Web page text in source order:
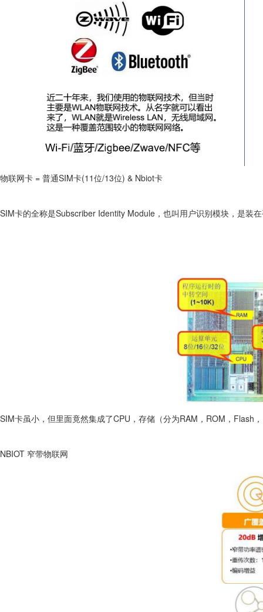
物联网卡 = 普通SIM卡(11位/13位) & Nbiot卡
SIM卡的全称是Subscriber Identity Module，也叫用户识别模块，是装
SIM卡虽小，但里面竟然集成了CPU，存储（分为RAM，ROM，Flash
NBIOT 窄带物联网